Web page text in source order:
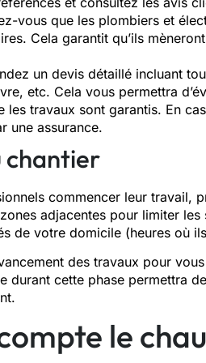
vous que les plombiers et
Cela garantit qu’ils
un devis détaillé incluant
etc. Cela vous permettra
les travaux sont garantis. En
une assurance.
chantier
commencer leur travail,
adjacentes pour limiter
de votre domicile (heures où
des travaux pour
durant cette phase permettra
le